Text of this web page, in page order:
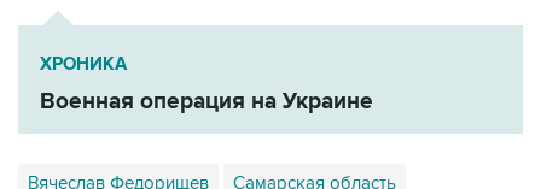
ХРОНИКА
Военная операция на Украине
Вячеслав Федорищев Самарская область